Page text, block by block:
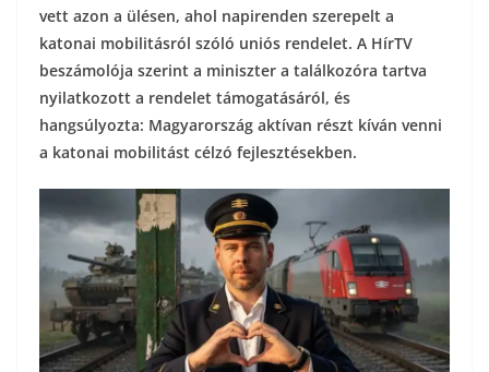
vett azon a ülésen, ahol napirenden szerepelt a
katonai mobilitásról szóló uniós rendelet. A HírTV
beszámolója szerint a miniszter a találkozóra tartva
nyilatkozott a rendelet támogatásáról, és
hangsúlyozta: Magyarország aktívan részt kíván venni
a katonai mobilitást célzó fejlesztésekben.